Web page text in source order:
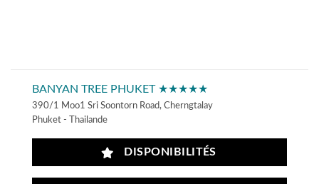
BANYAN TREE PHUKET ★★★★★
390/1 Moo1 Sri Soontorn Road, Cherngtalay
Phuket - Thailande
DISPONIBILITÉS